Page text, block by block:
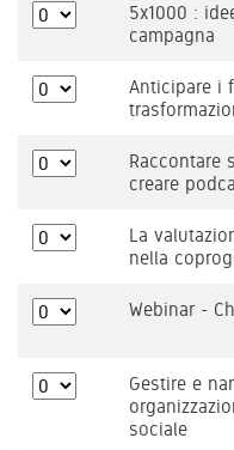
5x1000 :
campagna
Anticipare i
Raccontare
creare
La
nella
Webinar -
Gestire e
sociale